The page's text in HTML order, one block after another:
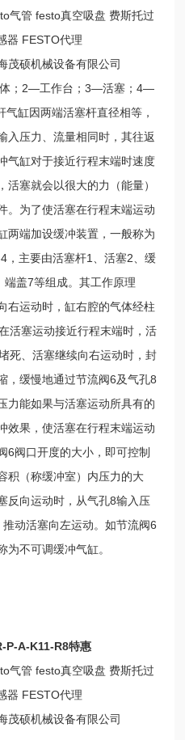
气管 festo真空吸盘 费斯托过
器 FESTO代理
茂硕机械设备有限公司
；2—工作台；3—活塞；4—
因两端活塞杆直径相等，
入压力、流量相同时，其往返
气缸对于接近行程末端时速度
塞就会以很大的力（能量）
。为了使活塞在行程末端运动
两端加设缓冲装置，一般称为
，主要由活塞杆1、活塞2、缓
盖7等组成。其工作原理
右运动时，缸右腔的气体经柱
活塞运动接近行程末端时，活
死、活塞继续向右运动时，封
，缓慢地通过节流阀6及气孔8
力能如果与活塞运动所具有的
效果，使活塞在行程末端运动
6阀口开度的大小，即可控制
积（称缓冲室）内压力的大
反向运动时，从气孔8输入压
动活塞向左运动。如节流阀6
为不可调缓冲气缸。
P-A-K11-R8特惠
气管 festo真空吸盘 费斯托过
器 FESTO代理
茂硕机械设备有限公司